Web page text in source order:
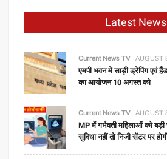
Latest News
Current News TV AUGUST
एमपी भवन में साड़ी ड्रेपिंग एवं
का आयोजन 10 अगस्त को
Current News TV AUGUST
MP में गर्भवती महिलाओं को
सुविधा नहीं तो निजी सेंटर पर